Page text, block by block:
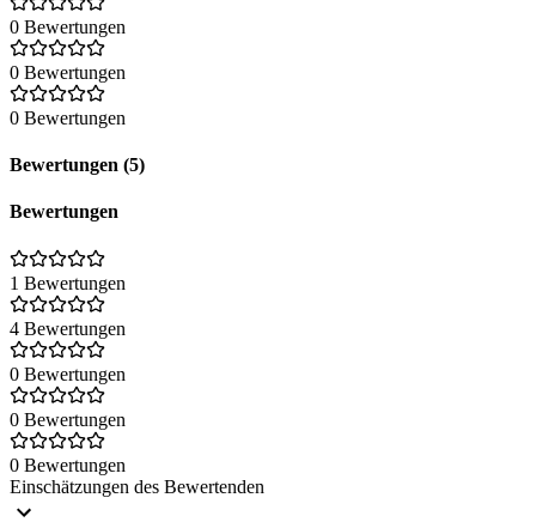
0 Bewertungen
0 Bewertungen
0 Bewertungen
Bewertungen (5)
Bewertungen
1 Bewertungen
4 Bewertungen
0 Bewertungen
0 Bewertungen
0 Bewertungen
Einschätzungen des Bewertenden